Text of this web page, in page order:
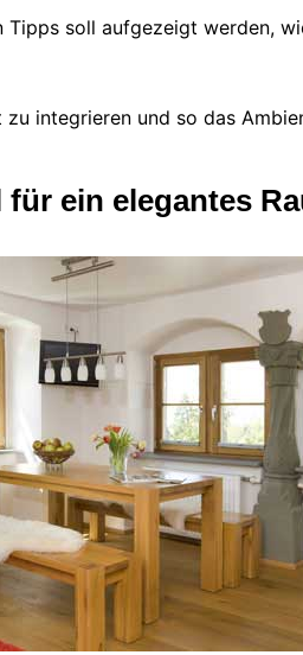
Tipps soll aufgezeigt werden,
zu integrieren und so das
für ein elegantes